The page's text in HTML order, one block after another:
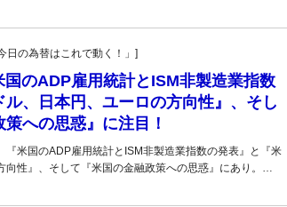
の為替はこれで動く！」]
のADP雇用統計とISM非製造業指数
、日本円、ユーロの方向性』、そし
への思惑』に注目！
『米国のADP雇用統計とISM非製造業指数の発表』と『米
向性』、そして『米国の金融政策への思惑』にあり。…